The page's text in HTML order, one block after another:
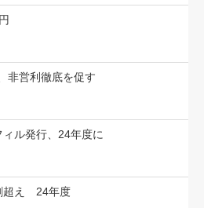
非営利徹底を促す
ル発行、24年度に
超え 24年度